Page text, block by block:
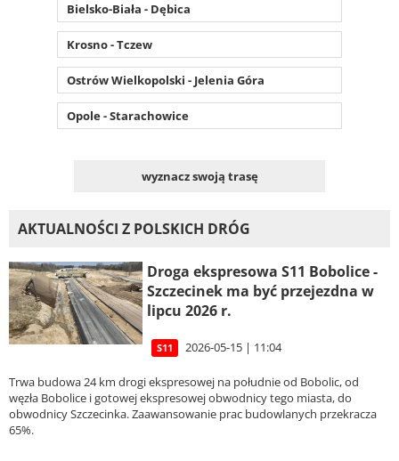
Bielsko-Biała - Dębica
Krosno - Tczew
Ostrów Wielkopolski - Jelenia Góra
Opole - Starachowice
wyznacz swoją trasę
AKTUALNOŚCI Z POLSKICH DRÓG
Droga ekspresowa S11 Bobolice -
Szczecinek ma być przejezdna w
lipcu 2026 r.
S11 2026-05-15 | 11:04
Trwa budowa 24 km drogi ekspresowej na południe od Bobolic, od
węzła Bobolice i gotowej ekspresowej obwodnicy tego miasta, do
obwodnicy Szczecinka. Zaawansowanie prac budowlanych przekracza
65%.